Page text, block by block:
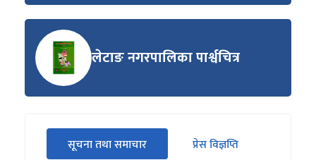
लेटाङ नगरपालिका पार्श्वचित्र
सीधा
पहिलो
सूचना तथा समाचार
प्रेस विज्ञप्ति